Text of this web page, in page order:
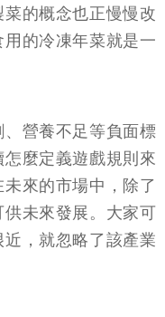
的概念也正慢慢改
的冷凍年菜就是一
營養不足等負面標
麼定義遊戲規則來
來的市場中，除了
未來發展。大家可
，就忽略了該產業